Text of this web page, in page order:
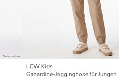
LCW Kids
Gabardine-Jogginghose für Jungen